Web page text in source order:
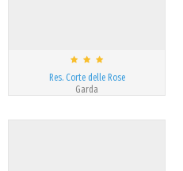
Res. Corte delle Rose
Garda